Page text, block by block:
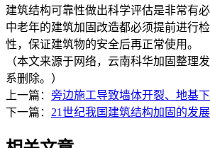
建筑结构可靠性做出科学评估是非常有
中老年的建筑加固改造都必须提前进行
性，保证建筑物的安全后再正常使用。
（本文来源于网络，云南科华加固整理
系删除。）
上一篇： 旁边施工导致墙体开裂、地基下
下一篇： 21世纪我国建筑结构加固的发